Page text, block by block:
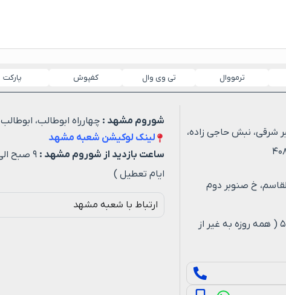
ترمووال تی وی وال کفپوش پارکت
شرقی، نبش حاجی زاده،
خ صنوبر دوم
۹ صبح الی ۵.۳۰ ( همه روزه به غیر از
شوروم مشهد : چهارراه ابوطالب، ابوطالب ۱، نبش شهید خیاطی ۳
لینک لوکیشن شعبه مشهد
ساعت بازدید از شوروم مشهد :
ایام تعطیل )
ارتباط با شعبه مشهد